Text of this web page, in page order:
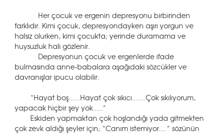
Her çocuk ve ergenin depresyonu birbirinden
farklıdır. Kimi çocuk, depresyondayken aşırı yorgun ve
halsiz olurken, kimi çocukta; yerinde duramama ve
huysuzluk hali gözlenir.
Depresyonun çocuk ve ergenlerde ifade
bulmasında anne-babalara aşağıdaki sözcükler ve
davranışlar ipucu olabilir:
“Hayat boş......Hayat çok sıkıcı.......Çok sıkılıyorum,
yapacak hiçbir şey yok.....”
Eskiden yapmaktan çok hoşlandığı yada gitmekten
çok zevk aldığı şeyler için; “Canım istemiyor....” sözünün